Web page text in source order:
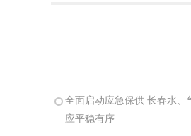
全面启动应急保供 长春水、
应平稳有序